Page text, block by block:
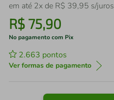
em até 2x de R$ 39,95 s/juros
R$ 75,90
No pagamento com Pix
2.663 pontos
Ver formas de pagamento